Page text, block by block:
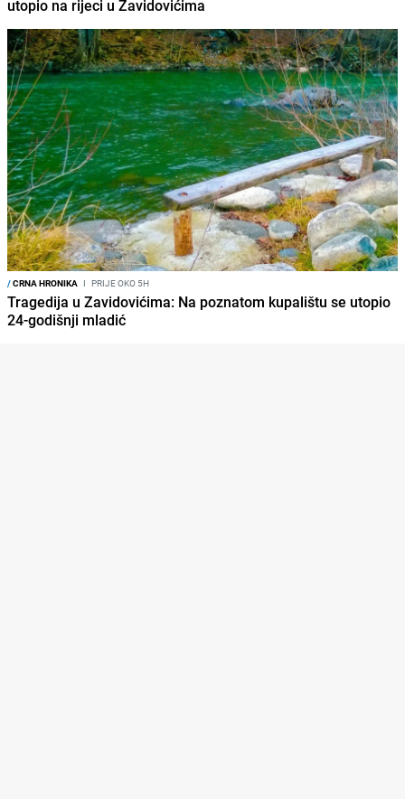
utopio na rijeci u Zavidovićima
/CRNA HRONIKA I PRIJE OKO 5H
Tragedija u Zavidovićima: Na poznatom kupalištu se utopio
24-godišnji mladić